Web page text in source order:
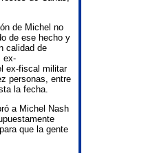
de Michel no
de ese hecho y
calidad de
ex-
ex-fiscal militar
personas, entre
la fecha.
a Michel Nash
que la gente